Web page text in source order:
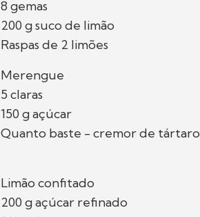
8 gemas
200 g suco de limão
Raspas de 2 limões
Merengue
5 claras
150 g açúcar
Quanto baste - cremor de tártaro
Limão confitado
200 g açúcar refinado